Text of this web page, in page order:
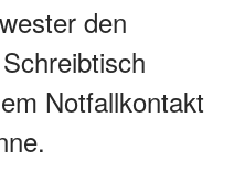
den
Notfallkontakt